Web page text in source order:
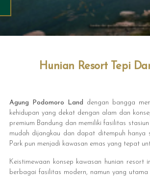
Hunian Resort Tepi
Agung Podomoro Land dengan bangga
kehidupan yang dekat dengan alam dan
premium Bandung dan memiliki fasilitas
mudah dijangkau dan dapat ditempuh
Park pun menjadi kawasan emas yang tepat
Keistimewaan konsep kawasan hunian resort
berbagai fasilitas modern, namun yang